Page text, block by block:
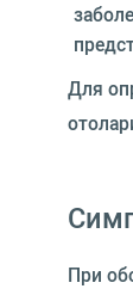
Для
При